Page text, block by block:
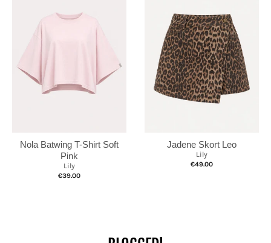
Nola Batwing T-Shirt Soft
Pink
Lily
€39.00
Jadene Skort Leo
Lily
€49.00